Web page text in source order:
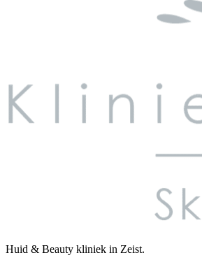
Huid & Beauty kliniek in Zeist.